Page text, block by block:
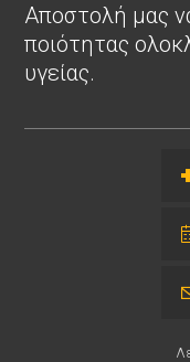
Αποστολή μας
ποιότητας
υγείας.